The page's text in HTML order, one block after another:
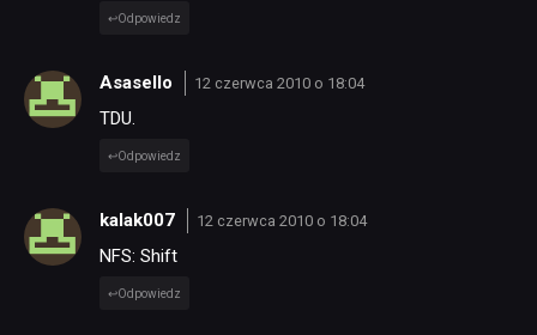
Odpowiedz
Asasello 12 czerwca 2010 o 18:04
TDU.
Odpowiedz
kalak007 12 czerwca 2010 o 18:04
NFS: Shift
Odpowiedz